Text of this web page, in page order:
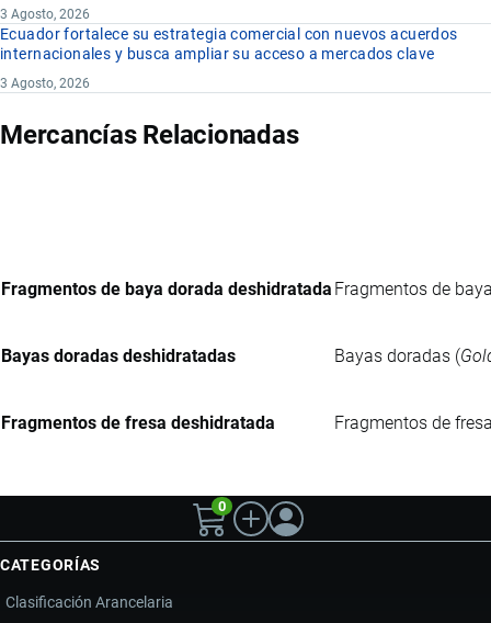
3 Agosto, 2026
Ecuador fortalece su estrategia comercial con nuevos acuerdos
internacionales y busca ampliar su acceso a mercados clave
3 Agosto, 2026
Mercancías Relacionadas
Fragmentos de baya dorada deshidratada Fragmentos de
Bayas doradas deshidratadas Bayas doradas (
Fragmentos de fresa deshidratada Fragmentos de
0
CATEGORÍAS
Clasificación Arancelaria